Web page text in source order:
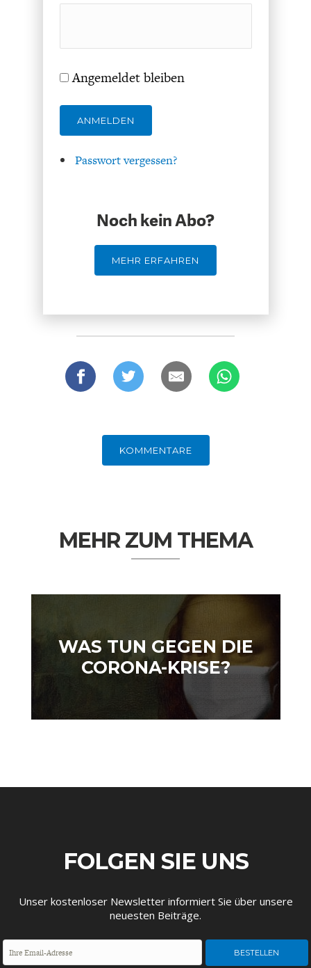
DIE NÄCHSTE STUFE DER
GLOBALISIERUNG
GERMANOMICS
DEUTSCHLAND UND DIE
GESELLSCHAFT
HÖRSAAL
MAKROTHEK
Angemeldet bleiben
ANMELDEN
Passwort vergessen?
Noch kein Abo?
MEHR ERFAHREN
KOMMENTARE
MEHR ZUM THEMA
WAS TUN GEGEN DIE
CORONA-KRISE?
FOLGEN SIE UNS
Unser kostenloser Newsletter informiert Sie über unsere
neuesten Beiträge.